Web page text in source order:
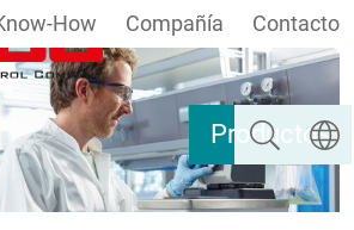
Productos
How Compañía Contacto
Buscar